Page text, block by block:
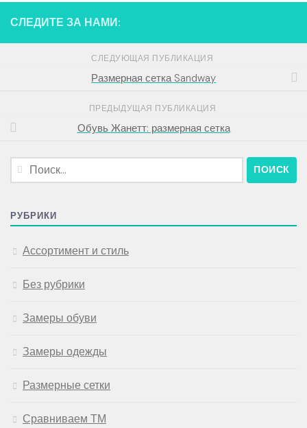
СЛЕДИТЕ ЗА НАМИ:
СЛЕДУЮЩАЯ ПУБЛИКАЦИЯ
Размерная сетка Sandway
ПРЕДЫДУЩАЯ ПУБЛИКАЦИЯ
Обувь Жанетт: размерная сетка
Найти:
РУБРИКИ
Ассортимент и стиль
Без рубрики
Замеры обуви
Замеры одежды
Размерные сетки
Сравниваем ТМ